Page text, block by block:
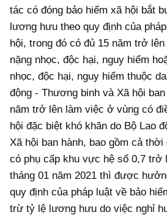
tác có đóng bảo hiểm xã hội bắt
lương hưu theo quy định của
hội, trong đó có đủ 15 năm trở
nặng nhọc, độc hại, nguy hiểm
nhọc, độc hại, nguy hiểm thuộc
động - Thương binh và Xã hội
năm trở lên làm việc ở vùng có
hội đặc biệt khó khăn do Bộ Lao
Xã hội ban hành, bao gồm cả
có phụ cấp khu vực hệ số 0,7 trở
tháng 01 năm 2021 thì được
quy định của pháp luật về bảo
trừ tỷ lệ lương hưu do việc nghỉ